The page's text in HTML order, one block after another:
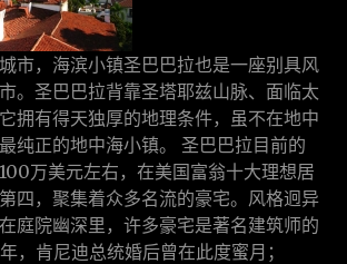
市，海滨小镇圣巴巴拉也是一座别具风
。圣巴巴拉背靠圣塔耶兹山脉、面临太
拥有得天独厚的地理条件，虽不在地中
纯正的地中海小镇。 圣巴巴拉目前的
万美元左右，在美国富翁十大理想居
四，聚集着众多名流的豪宅。风格迥异
庭院幽深里，许多豪宅是著名建筑师的
，肯尼迪总统婚后曾在此度蜜月；